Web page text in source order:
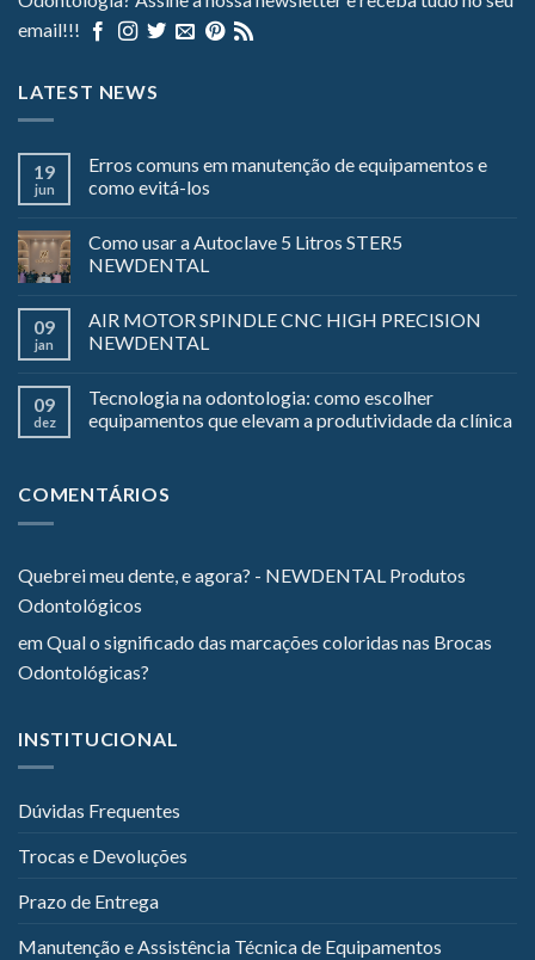
email!!!
LATEST NEWS
19
jun
Erros comuns em manutenção de equipamentos e
como evitá-los
Como usar a Autoclave 5 Litros STER5
NEWDENTAL
09
jan
AIR MOTOR SPINDLE CNC HIGH PRECISION
NEWDENTAL
09
dez
Tecnologia na odontologia: como escolher
equipamentos que elevam a produtividade da clínica
COMENTÁRIOS
Quebrei meu dente, e agora? - NEWDENTAL Produtos
Odontológicos
emQual o significado das marcações coloridas nas Brocas
Odontológicas?
INSTITUCIONAL
Dúvidas Frequentes
Trocas e Devoluções
Prazo de Entrega
Manutenção e Assistência Técnica de Equipamentos